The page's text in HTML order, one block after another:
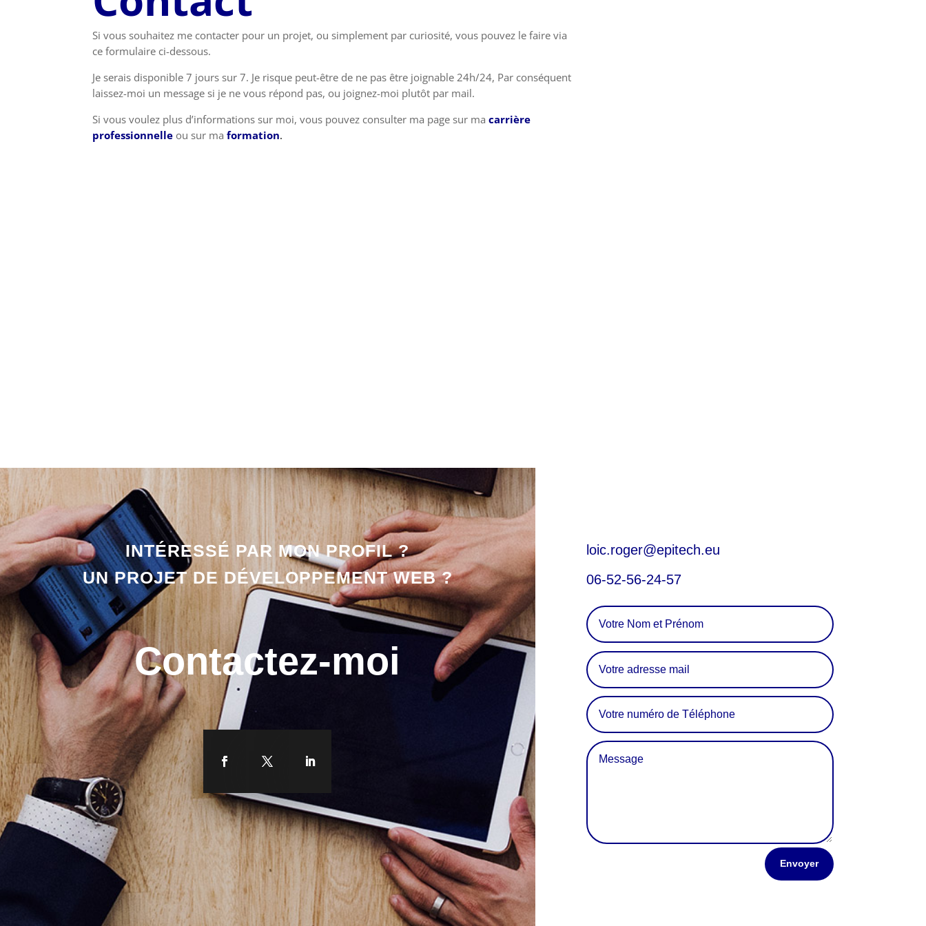
Si vous souhaitez me contacter pour un projet, ou simplement par curiosité, vous pouvez le faire via
ce formulaire ci-dessous.
Je serais disponible 7 jours sur 7. Je risque peut-être de ne pas être joignable 24h/24, Par conséquent
laissez-moi un message si je ne vous répond pas, ou joignez-moi plutôt par mail.
Si vous voulez plus d’informations sur moi, vous pouvez consulter ma page sur macarrière
professionnelle ou sur maformation.
INTÉRESSÉ PAR MON PROFIL ?
UN PROJET DE DÉVELOPPEMENT WEB ?
Contactez-moi
loic.roger@epitech.eu
06-52-56-24-57
Envoyer